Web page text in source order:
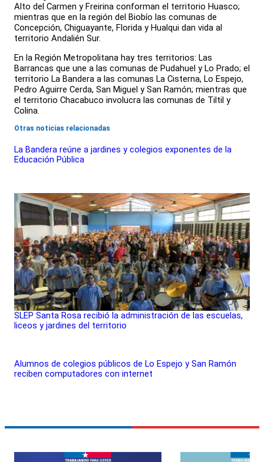
Alto del Carmen y Freirina conforman el territorio Huasco;
mientras que en la región del Biobío las comunas de
Concepción, Chiguayante, Florida y Hualqui dan vida al
territorio Andalién Sur.
En la Región Metropolitana hay tres territorios: Las
Barrancas que une a las comunas de Pudahuel y Lo Prado; el
territorio La Bandera a las comunas La Cisterna, Lo Espejo,
Pedro Aguirre Cerda, San Miguel y San Ramón; mientras que
el territorio Chacabuco involucra las comunas de Tiltil y
Colina.
Otras noticias relacionadas
La Bandera reúne a jardines y colegios exponentes de la
Educación Pública
SLEP Santa Rosa recibió la administración de las escuelas,
liceos y jardines del territorio
Alumnos de colegios públicos de Lo Espejo y San Ramón
reciben computadores con internet